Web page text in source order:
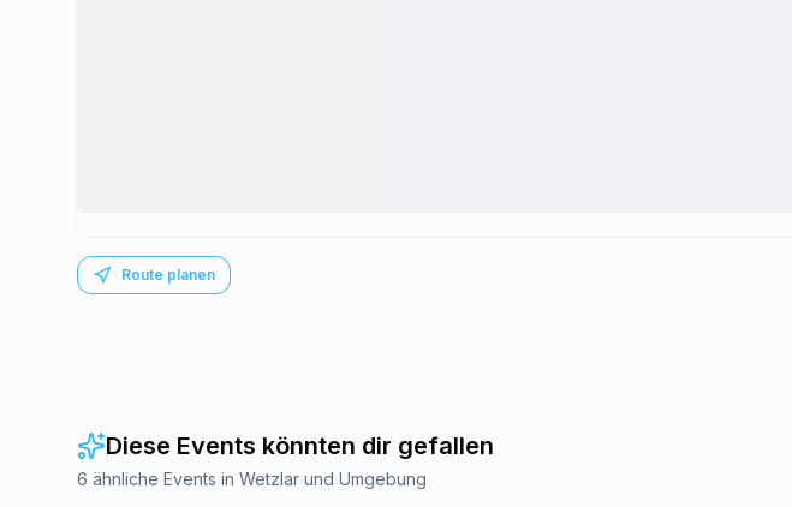
Route planen
Diese Events könnten dir gefallen
6 ähnliche Events in Wetzlar und Umgebung